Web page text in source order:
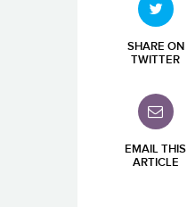
SHARE ON
TWITTER
EMAIL THIS
ARTICLE